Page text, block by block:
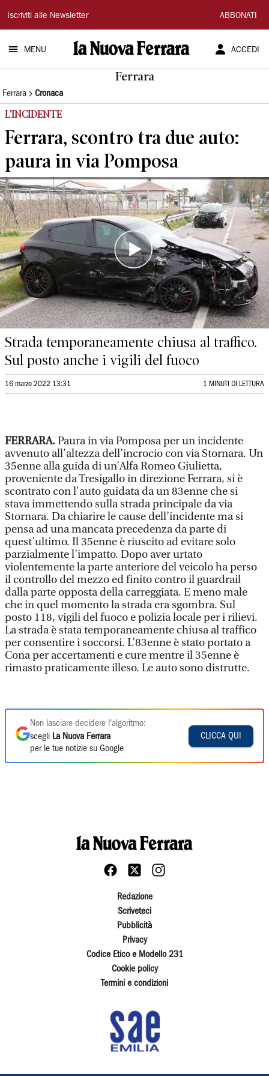
La
Nuova
Ferrara
Iscriviti alle Newsletter ABBONATI
MENU ACCEDI
Ferrara
Ferrara Cronaca
L'INCIDENTE
Ferrara, scontro tra due auto:
paura in via Pomposa
Strada temporaneamente chiusa al traffico.
Sul posto anche i vigili del fuoco
16 marzo 2022 13:31 1 MINUTI DI LETTURA
FERRARA.Paura in via Pomposa per un incidente
avvenuto all’altezza dell’incrocio con via Stornara. Un
35enne alla guida di un’Alfa Romeo Giulietta,
proveniente da Tresigallo in direzione Ferrara, si è
scontrato con l'auto guidata da un 83enne che si
stava immettendo sulla strada principale da via
Stornara. Da chiarire le cause dell’incidente ma si
pensa ad una mancata precedenza da parte di
quest’ultimo. Il 35enne è riuscito ad evitare solo
parzialmente l’impatto. Dopo aver urtato
violentemente la parte anteriore del veicolo ha perso
il controllo del mezzo ed finito contro il guardrail
dalla parte opposta della carreggiata. E meno male
che in quel momento la strada era sgombra. Sul
posto 118, vigili del fuoco e polizia locale per i rilievi.
La strada è stata temporaneamente chiusa al traffico
per consentire i soccorsi. L’83enne è stato portato a
Cona per accertamenti e cure mentre il 35enne è
rimasto praticamente illeso. Le auto sono distrutte.
Non lasciare decidere l'algoritmo:
scegli La Nuova Ferrara
per le tue notizie su Google
CLICCA QUI
Redazione
Scriveteci
Pubblicità
Privacy
Codice Etico e Modello 231
Cookie policy
Termini e condizioni